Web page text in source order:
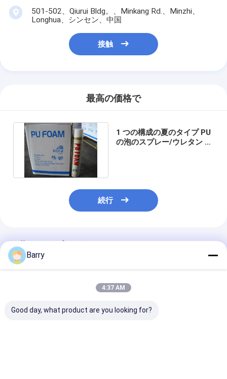
501-502、Qiurui Bldg。、Minkang Rd.、Minzhi、
Longhua、シンセン、中国
接触
最高の価格で
1 つの構成の夏のタイプ PU
の泡のスプレー/ウレタン フ
続行
推薦されたプロダクト
Barry
4:37 AM
Good day, what product are you looking for?